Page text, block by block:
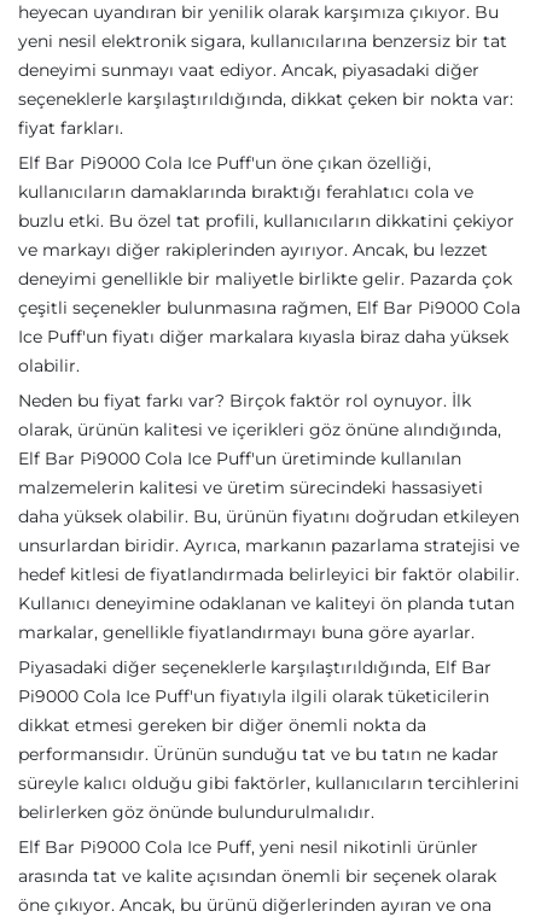
heyecan uyandıran bir yenilik olarak karşımıza çıkıyor. Bu
yeni nesil elektronik sigara, kullanıcılarına benzersiz bir tat
deneyimi sunmayı vaat ediyor. Ancak, piyasadaki diğer
seçeneklerle karşılaştırıldığında, dikkat çeken bir nokta var:
fiyat farkları.
Elf Bar Pi9000 Cola Ice Puff'un öne çıkan özelliği,
kullanıcıların damaklarında bıraktığı ferahlatıcı cola ve
buzlu etki. Bu özel tat profili, kullanıcıların dikkatini çekiyor
ve markayı diğer rakiplerinden ayırıyor. Ancak, bu lezzet
deneyimi genellikle bir maliyetle birlikte gelir. Pazarda çok
çeşitli seçenekler bulunmasına rağmen, Elf Bar Pi9000 Cola
Ice Puff'un fiyatı diğer markalara kıyasla biraz daha yüksek
olabilir.
Neden bu fiyat farkı var? Birçok faktör rol oynuyor. İlk
olarak, ürünün kalitesi ve içerikleri göz önüne alındığında,
Elf Bar Pi9000 Cola Ice Puff'un üretiminde kullanılan
malzemelerin kalitesi ve üretim sürecindeki hassasiyeti
daha yüksek olabilir. Bu, ürünün fiyatını doğrudan etkileyen
unsurlardan biridir. Ayrıca, markanın pazarlama stratejisi ve
hedef kitlesi de fiyatlandırmada belirleyici bir faktör olabilir.
Kullanıcı deneyimine odaklanan ve kaliteyi ön planda tutan
markalar, genellikle fiyatlandırmayı buna göre ayarlar.
Piyasadaki diğer seçeneklerle karşılaştırıldığında, Elf Bar
Pi9000 Cola Ice Puff'un fiyatıyla ilgili olarak tüketicilerin
dikkat etmesi gereken bir diğer önemli nokta da
performansıdır. Ürünün sunduğu tat ve bu tatın ne kadar
süreyle kalıcı olduğu gibi faktörler, kullanıcıların tercihlerini
belirlerken göz önünde bulundurulmalıdır.
Elf Bar Pi9000 Cola Ice Puff, yeni nesil nikotinli ürünler
arasında tat ve kalite açısından önemli bir seçenek olarak
öne çıkıyor. Ancak, bu ürünü diğerlerinden ayıran ve ona